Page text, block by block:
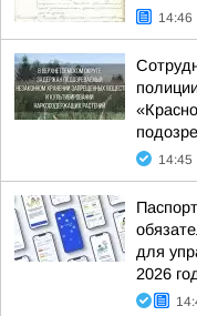
14:46
14:45
для
2026